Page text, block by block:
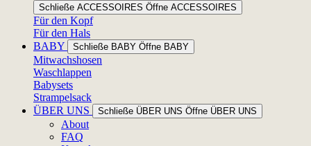
Schließe ACCESSOIRES Öffne ACCESSOIRES
Für den Kopf
Für den Hals
BABY
Schließe BABY Öffne BABY
Mitwachshosen
Waschlappen
Babysets
Strampelsack
ÜBER UNS
Schließe ÜBER UNS Öffne ÜBER UNS
About
FAQ